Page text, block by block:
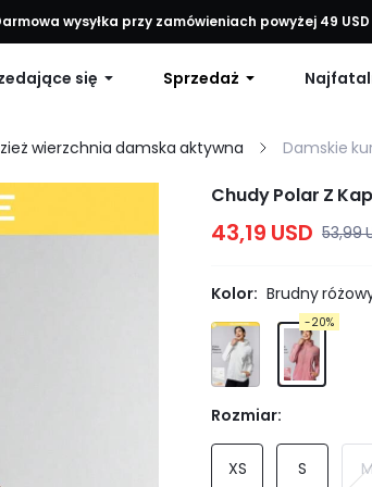
zniżki na zamówienia powyżej 79 USD lub 15%
wysyłka przy zamówieniach powyżej 49 USD
się Sprzedaż
wierzchnia damska aktywna Damskie
Chudy Polar Z
43,19 USD 53,99
Kolor: Brudny
-20%
Rozmiar:
XS S